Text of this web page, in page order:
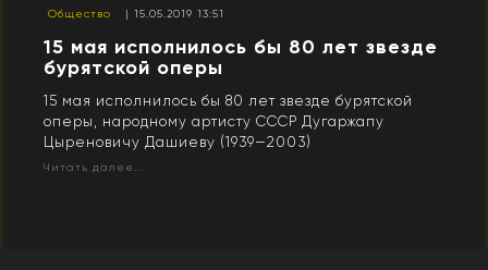
Общество | 15.05.2019 13:51
15 мая исполнилось бы 80 лет звезде
бурятской оперы
15 мая исполнилось бы 80 лет звезде бурятской
оперы, народному артисту СССР Дугаржапу
Цыреновичу Дашиеву (1939—2003)
Читать далее...